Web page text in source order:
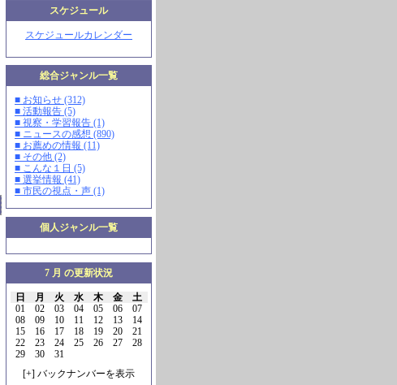
スケジュール
スケジュールカレンダー
総合ジャンル一覧
■ お知らせ (312)
■ 活動報告 (5)
■ 視察・学習報告 (1)
■ ニュースの感想 (890)
■ お薦めの情報 (11)
■ その他 (2)
■ こんな１日 (5)
■ 選挙情報 (41)
■ 市民の視点・声 (1)
個人ジャンル一覧
7 月 の更新状況
日 月 火 水 木 金
土
01
02 03 04 05 06
07
08
09 10 11 12 13
14
15
16 17 18 19 20
21
22
23 24 25 26 27
28
29
30
31
[+] バックナンバーを表示